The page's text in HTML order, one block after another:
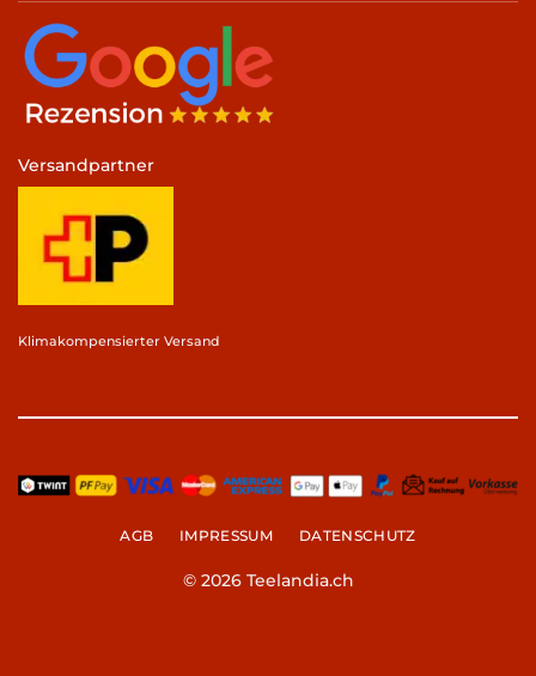
Versandpartner
Klimakompensierter Versand
AGB IMPRESSUM DATENSCHUTZ
© 2026 Teelandia.ch